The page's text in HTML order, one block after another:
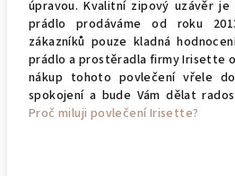
úpravou. Kvalitní zipový uzávěr
prádlo prodáváme od roku
zákazníků pouze kladná
prádlo a prostěradla firmy Irisette
nákup tohoto povlečení vřele
spokojení a bude Vám dělat
Proč miluji povlečení Irisette?